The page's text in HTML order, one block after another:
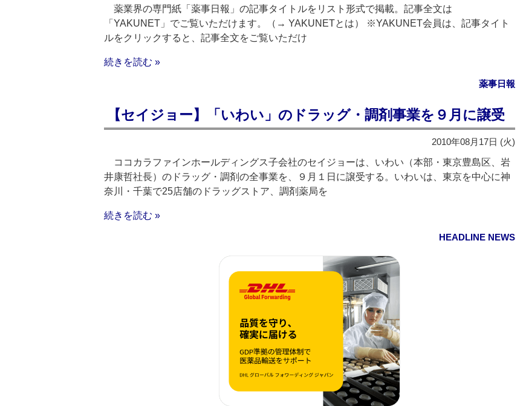
薬業界の専門紙「薬事日報」の記事タイトルをリスト形式で掲載。記事全文は
「YAKUNET」でご覧いただけます。（→ YAKUNETとは） ※YAKUNET会員は、記事タイト
ルをクリックすると、記事全文をご覧いただけ
続きを読む »
薬事日報
【セイジョー】「いわい」のドラッグ・調剤事業を９月に譲受
2010年08月17日 (火)
ココカラファインホールディングス子会社のセイジョーは、いわい（本部・東京豊島区、岩
井康哲社長）のドラッグ・調剤の全事業を、９月１日に譲受する。いわいは、東京を中心に神
奈川・千葉で25店舗のドラッグストア、調剤薬局を
続きを読む »
HEADLINE NEWS